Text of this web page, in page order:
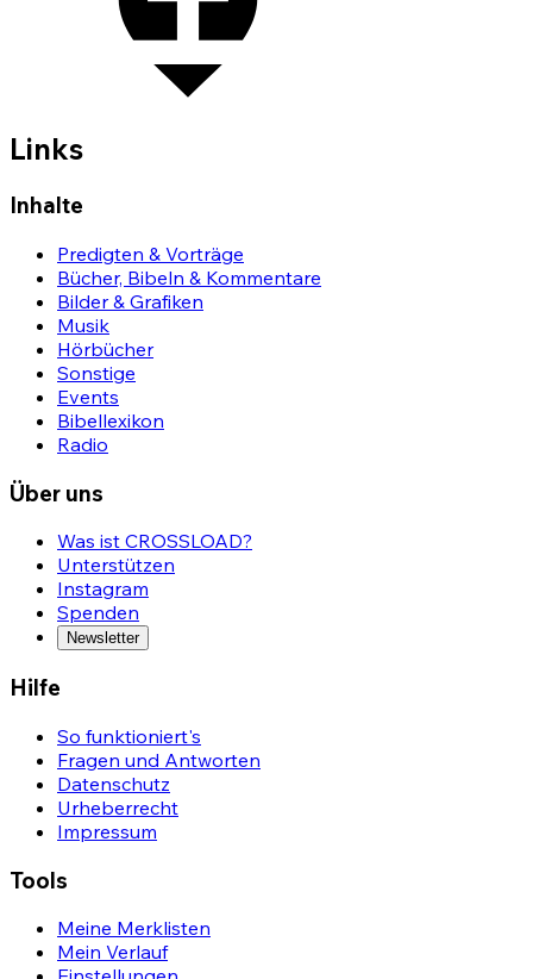
Links
Inhalte
Predigten & Vorträge
Bücher, Bibeln & Kommentare
Bilder & Grafiken
Musik
Hörbücher
Sonstige
Events
Bibellexikon
Radio
Über uns
Was ist CROSSLOAD?
Unterstützen
Instagram
Spenden
Newsletter
Hilfe
So funktioniert's
Fragen und Antworten
Datenschutz
Urheberrecht
Impressum
Tools
Meine Merklisten
Mein Verlauf